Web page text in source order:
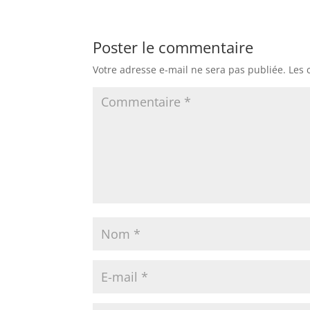
Poster le commentaire
Votre adresse e-mail ne sera pas publiée. Les